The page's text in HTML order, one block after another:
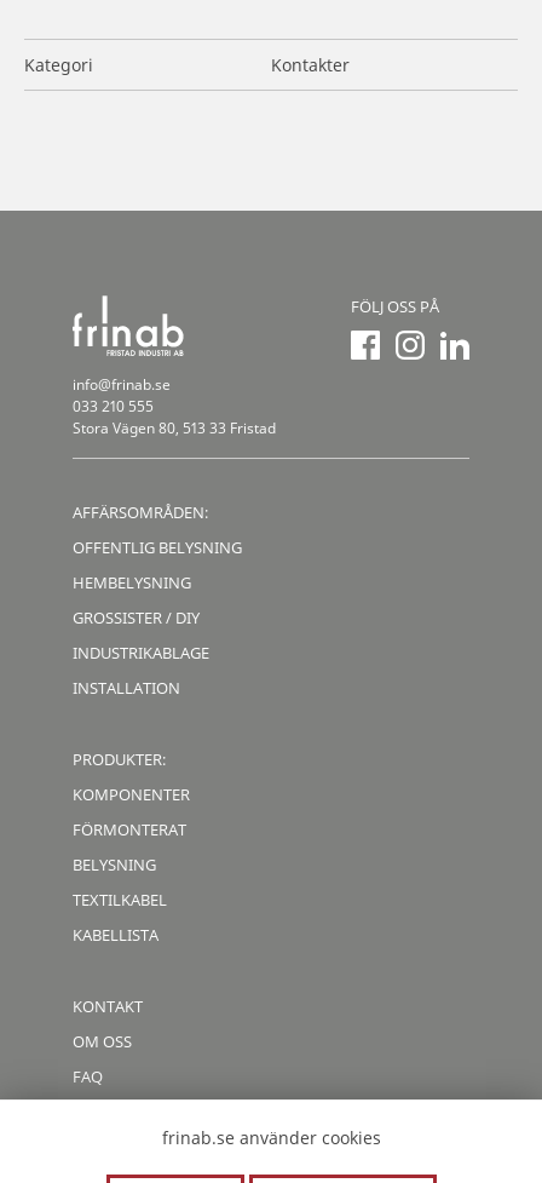
Kategori Kontakter
info@frinab.se
033 210 555
Stora Vägen 80, 513 33 Fristad
FÖLJ OSS PÅ
AFFÄRSOMRÅDEN:
OFFENTLIG BELYSNING
HEMBELYSNING
GROSSISTER / DIY
INDUSTRIKABLAGE
INSTALLATION
PRODUKTER:
KOMPONENTER
FÖRMONTERAT
BELYSNING
TEXTILKABEL
KABELLISTA
KONTAKT
OM OSS
FAQ
frinab.se använder cookies